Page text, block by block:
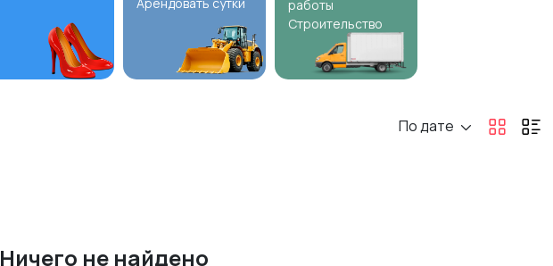
работы
Строительство
По дате
Ничего не найдено